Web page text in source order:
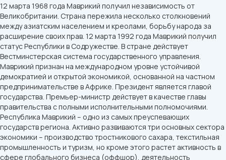
12 марта 1968 года Маврикий получил независимость от
Великобритании. Страна пережила несколько столкновений
между азиатским населением и креолами, борьбу народа за
расширение своих прав. 12 марта 1992 года Маврикий получил
статус Республики в Содружестве. В стране действует
Вестминстерская система государственного управления.
Маврикий признан на международном уровне устойчивой
демократией и открытой экономикой, основанной на частном
предпринимательстве в Африке. Президент является главой
государства. Премьер-министр действует в качестве главы
правительства с полными исполнительными полномочиями.
Республика Маврикий – одно из самых преуспевающих
государств региона. Активно развиваются три основных сектора
экономики – производство тростникового сахара, текстильная
промышленность и туризм, но кроме этого растет активность в
сфере глобального бизнеса (оффшор), деятельность